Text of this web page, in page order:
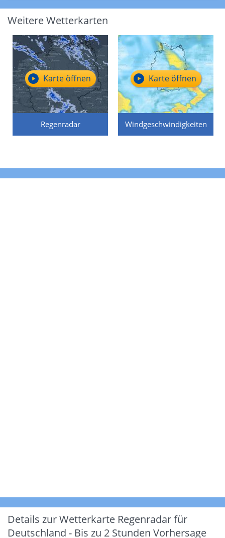
Weitere Wetterkarten
Regenradar
Karte öffnen
Windgeschwindigkeiten
Karte öffnen
Details zur Wetterkarte Regenradar für
Deutschland - Bis zu 2 Stunden Vorhersage